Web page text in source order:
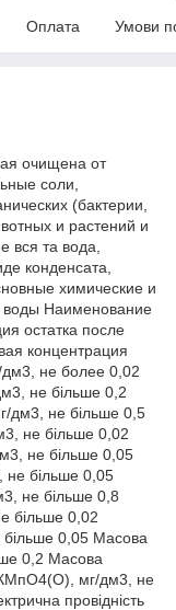
Оплата Умови
очищена от
соли,
(бактерии,
и растений и
вся та вода,
конденсата,
химические и
воды Наименование
остатка после
концентрация
не более 0,02
не більше 0,2
дм3, не більше 0,5
не більше 0,02
не більше 0,05
не більше 0,05
не більше 0,8
більше 0,02
0,05 Масова
0,2 Масова
мг/дм3, не
провідність